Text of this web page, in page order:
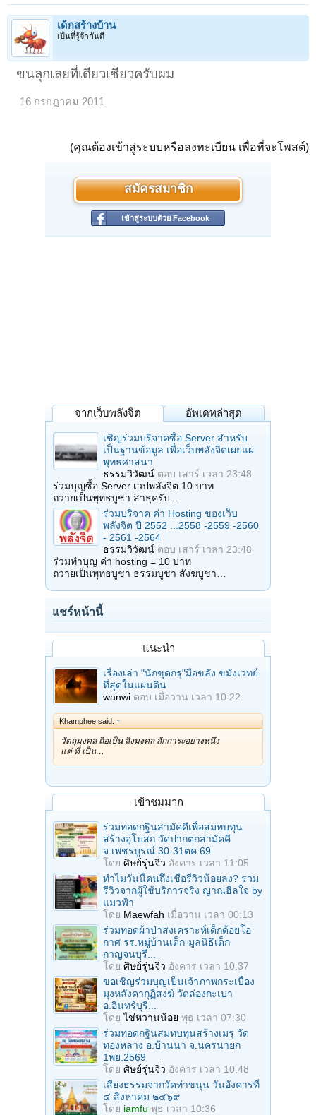
เด็กสร้างบ้าน
เป็นที่รู้จักกันดี
ขนลุกเลยที่เดียวเชียวครับผม
16 กรกฎาคม 2011
(คุณต้องเข้าสู่ระบบหรือลงทะเบียน เพื่อที่จะโพสต์)
สมัครสมาชิก
เข้าสู่ระบบด้วย Facebook
จากเว็บพลังจิต อัพเดทล่าสุด
เชิญร่วมบริจาคซื้อ Server สำหรับ
เป็นฐานข้อมูล เพื่อเว็บพลังจิตเผยแผ่
พุทธศาสนา
ธรรมวิวัฒน์ ตอบ เสาร์ เวลา 23:48
ร่วมบุญซื้อ Server เวปพลังจิต 10 บาท
ถวายเป็นพุทธบูชา สาธุครับ…
ร่วมบริจาค ค่า Hosting ของเว็บ
พลังจิต ปี 2552 ...2558 -2559 -2560
- 2561 -2564
ธรรมวิวัฒน์ ตอบ เสาร์ เวลา 23:48
ร่วมทำบุญ ค่า hosting = 10 บาท
ถวายเป็นพุทธบูชา ธรรมบูชา สังฆบูชา…
แชร์หน้านี้
แนะนำ
เรื่องเล่า "นักขุดกรุ"มือขลัง ขมังเวทย์
ที่สุดในแผ่นดิน
wanwi ตอบ เมื่อวาน เวลา 10:22
Khamphee said: ↑
วัตถุมงคล ถือเป็น สิ่งมงคล สักการะอย่างหนึ่ง
แต่ ที่ เป็น…
เข้าชมมาก
ร่วมทอดกฐินสามัคคีเพื่อสมทบทุน
สร้างอุโบสถ วัดปากตกสามัคคี
จ.เพชรบูรณ์ 30-31ตค.69
โดย ศิษย์รุ่นจิ๋ว อังคาร เวลา 11:05
ทำไมวันนี้คนถึงเชื่อรีวิวน้อยลง? รวม
รีวิวจากผู้ใช้บริการจริง ญาณฮีลใจ by
แมวฟ้า
โดย Maewfah เมื่อวาน เวลา 00:13
ร่วมทอดผ้าป่าสงเคราะห์เด็กด้อยโอ
กาศ รร.หมู่บ้านเด็ก-มูลนิธิเด็ก
กาญจนบุรี...
โดย ศิษย์รุ่นจิ๋ว อังคาร เวลา 10:37
ขอเชิญร่วมบุญเป็นเจ้าภาพกระเบื้อง
มุงหลังคากุฏิสงฆ์ วัดล่องกะเบา
อ.อินทร์บุรี...
โดยไข่หวานน้อย พุธ เวลา 07:30
ร่วมทอดกฐินสมทบทุนสร้างเมรุ วัด
ทองหลาง อ.บ้านนา จ.นครนายก
1พย.2569
โดย ศิษย์รุ่นจิ๋ว อังคาร เวลา 10:48
เสียงธรรมจากวัดท่าขนุน วันอังคารที่
๔ สิงหาคม ๒๕๖๙
โดย iamfu พุธ เวลา 10:36